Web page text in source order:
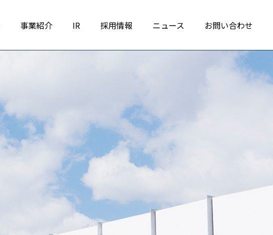
事業紹介 IR 採用情報 ニュース お問い合わせ